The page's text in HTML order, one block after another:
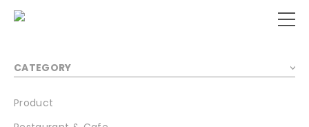
CATEGORY
Product